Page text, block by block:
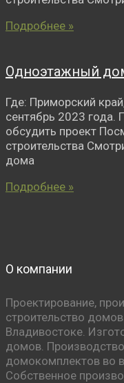
Подробнее »
Одноэтажный
Где: Приморский
сентябрь 2023
обсудить проект
строительства
дома
Подробнее »
О компании
Проектирование,
строительство
Владивостоке.
домов.
домокомплектов во
Собственное